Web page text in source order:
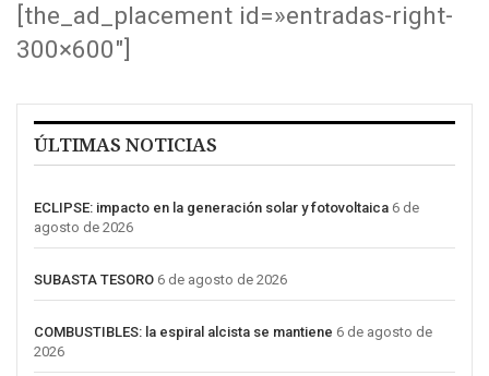
[the_ad_placement id=»entradas-right-
300×600″]
ÚLTIMAS NOTICIAS
ECLIPSE: impacto en la generación solar y fotovoltaica 6 de
agosto de 2026
SUBASTA TESORO 6 de agosto de 2026
COMBUSTIBLES: la espiral alcista se mantiene 6 de agosto de
2026